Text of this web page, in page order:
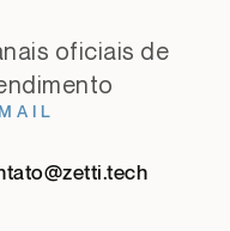
oficiais de